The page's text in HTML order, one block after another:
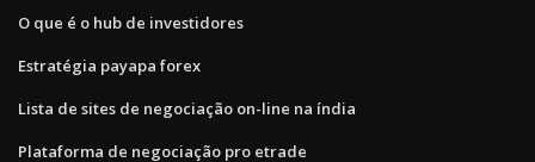
O que é o hub de investidores
Estratégia payapa forex
Lista de sites de negociação on-line na índia
Plataforma de negociação pro etrade